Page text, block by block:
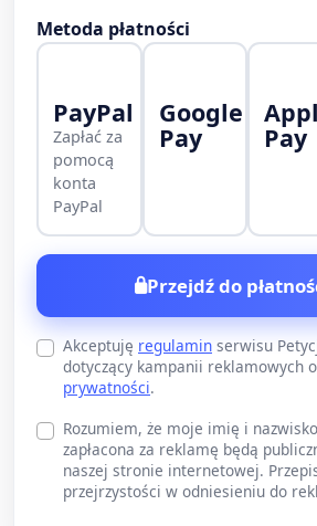
Metoda płatności
PayPal
Zapłać za
pomocą
konta
PayPal
Google
Pay Pay
Przejdź do
Akceptuję regulamin serwisu
dotyczący kampanii reklamowych
prywatności.
Rozumiem, że moje imię i
zapłacona za reklamę będą
naszej stronie internetowej.
przejrzystości w odniesieniu do